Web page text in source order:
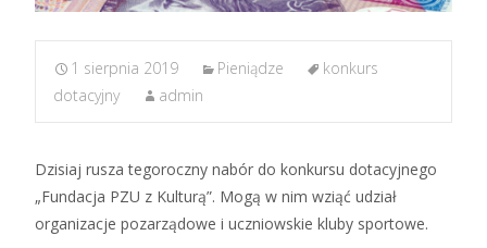
1 sierpnia 2019 Pieniądze
konkurs
dotacyjny
admin
Dzisiaj rusza tegoroczny nabór do konkursu dotacyjnego
„Fundacja PZU z Kulturą”. Mogą w nim wziąć udział
organizacje pozarządowe i uczniowskie kluby sportowe.